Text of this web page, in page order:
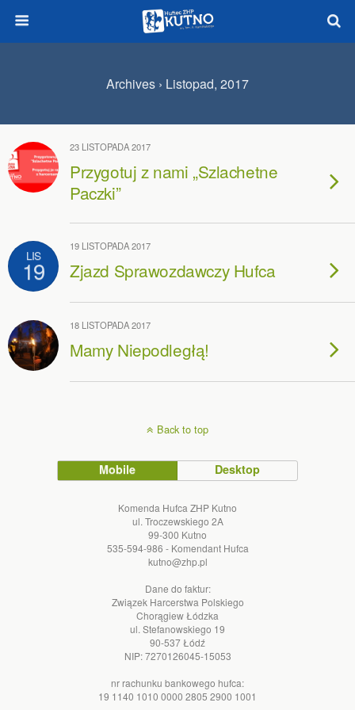
Archives › Listopad, 2017
23 LISTOPADA 2017
Przygotuj z nami „Szlachetne
Paczki”
LIS
19
19 LISTOPADA 2017
Zjazd Sprawozdawczy Hufca
18 LISTOPADA 2017
Mamy Niepodległą!
Back to top
Mobile Desktop
Komenda Hufca ZHP Kutno
ul. Troczewskiego 2A
99-300 Kutno
535-594-986 - Komendant Hufca
kutno@zhp.pl
Dane do faktur:
Związek Harcerstwa Polskiego
Chorągiew Łódzka
ul. Stefanowskiego 19
90-537 Łódź
NIP: 7270126045-15053
nr rachunku bankowego hufca:
19 1140 1010 0000 2805 2900 1001